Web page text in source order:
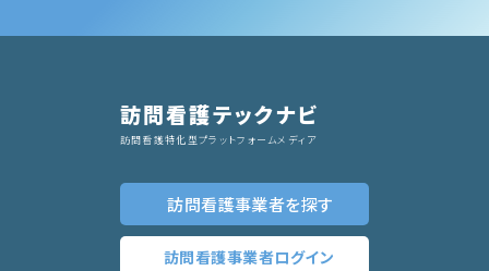
訪問看護テックナビ
訪問看護特化型プラットフォームメディア
訪問看護事業者を探す
訪問看護事業者ログイン